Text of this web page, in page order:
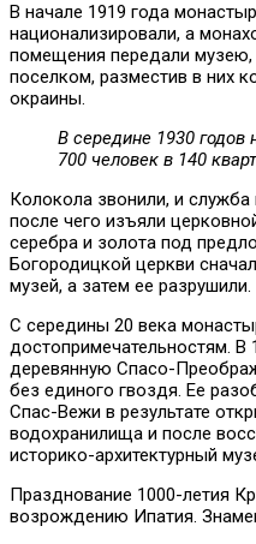
В начале 1919 года
национализировали, а
помещения передали музею,
поселком, разместив в них
окраины.
В середине 1930 годов
700 человек в 140
Колокола звонили, и
после чего изъяли
серебра и золота под
Богородицкой церкви
музей, а затем ее разрушили.
С середины 20 века
достопримечательностям. В
деревянную Спасо-
без единого гвоздя. Ее
Спас-Вежи в результате
водохранилища и после
историко-архитектурный
Празднование 1000-летия
возрождению Ипатия.